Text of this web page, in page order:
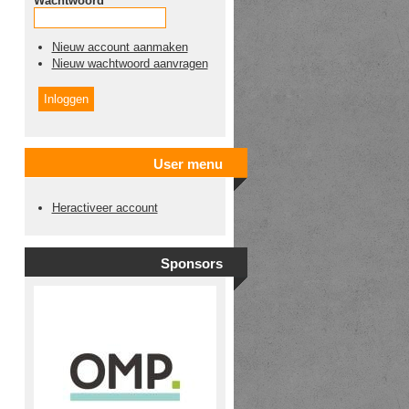
Nieuw account aanmaken
Nieuw wachtwoord aanvragen
User menu
Heractiveer account
Sponsors